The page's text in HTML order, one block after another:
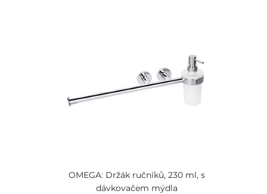
OMEGA: Držák ručníků, 230 ml, s
dávkovačem mýdla